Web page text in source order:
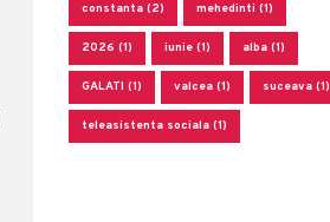
constanta (2) mehedinti (1)
2026 (1) iunie (1) alba (1)
GALATI (1) valcea (1) suceava (1)
teleasistenta sociala (1)